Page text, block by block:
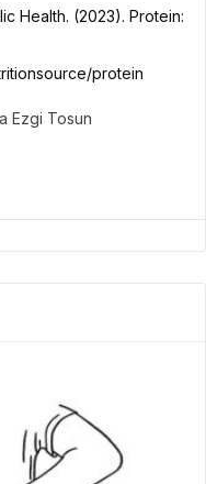
Health. (2023). Protein:
protein
Ezgi Tosun